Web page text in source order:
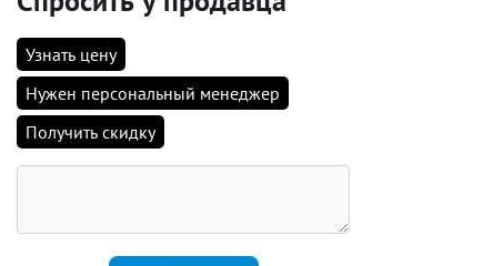
Узнать цену
Нужен персональный менеджер
Получить скидку